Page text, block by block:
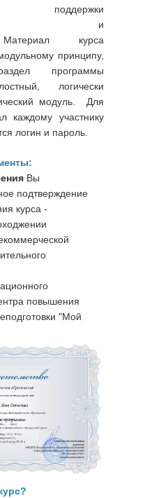
поддержки
и
курса
принципу,
программы
логически
модуль. Для
каждому участнику
логин и пароль.
Вы
подтверждение
курса -
повышения
"Мой